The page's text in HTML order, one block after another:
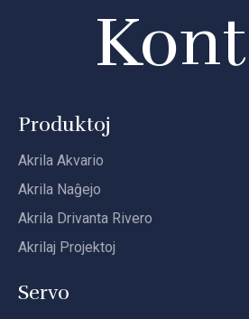
Produktoj
Akrila Akvario
Akrila Naĝejo
Akrila Drivanta Rivero
Akrilaj Projektoj
Servo